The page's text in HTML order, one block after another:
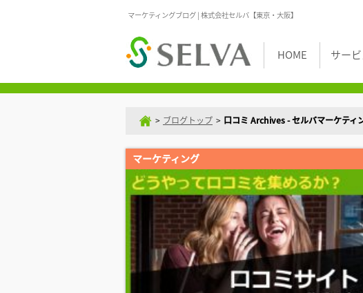
マーケティングブログ | 株式会社セルバ【東京・大阪】
HOME サービ
> ブログトップ > 口コミ Archives - セルバマーケティ
マーケティング